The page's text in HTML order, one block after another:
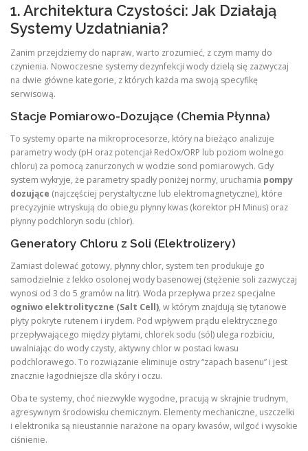
1. Architektura Czystości: Jak Działają
Systemy Uzdatniania?
Zanim przejdziemy do napraw, warto zrozumieć, z czym mamy do
czynienia. Nowoczesne systemy dezynfekcji wody dzielą się zazwyczaj
na dwie główne kategorie, z których każda ma swoją specyfikę
serwisową.
Stacje Pomiarowo-Dozujące (Chemia Płynna)
To systemy oparte na mikroprocesorze, który na bieżąco analizuje
parametry wody (pH oraz potencjał RedOx/ORP lub poziom wolnego
chloru) za pomocą zanurzonych w wodzie sond pomiarowych. Gdy
system wykryje, że parametry spadły poniżej normy, uruchamia pompy
dozujące (najczęściej perystaltyczne lub elektromagnetyczne), które
precyzyjnie wtryskują do obiegu płynny kwas (korektor pH Minus) oraz
płynny podchloryn sodu (chlor).
Generatory Chloru z Soli (Elektrolizery)
Zamiast dolewać gotowy, płynny chlor, system ten produkuje go
samodzielnie z lekko osolonej wody basenowej (stężenie soli zazwyczaj
wynosi od 3 do 5 gramów na litr). Woda przepływa przez specjalne
ogniwo elektrolityczne (Salt Cell), w którym znajdują się tytanowe
płyty pokryte rutenem i irydem. Pod wpływem prądu elektrycznego
przepływającego między płytami, chlorek sodu (sól) ulega rozbiciu,
uwalniając do wody czysty, aktywny chlor w postaci kwasu
podchlorawego. To rozwiązanie eliminuje ostry “zapach basenu” i jest
znacznie łagodniejsze dla skóry i oczu.
Oba te systemy, choć niezwykle wygodne, pracują w skrajnie trudnym,
agresywnym środowisku chemicznym. Elementy mechaniczne, uszczelki
i elektronika są nieustannie narażone na opary kwasów, wilgoć i wysokie
ciśnienie.